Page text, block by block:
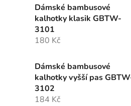
Dámské bambusové
kalhotky klasik GBTW-
3101
180 Kč
Dámské bambusové
kalhotky vyšší pas
3102
184 Kč